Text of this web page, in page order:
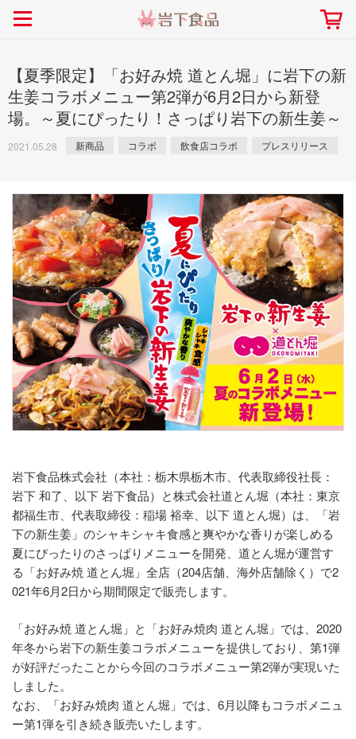
採用情報 本社所在地
> 新商品
> イベント
> コラボ
> ミュージアム
> イワシカちゃん
> オンラインショップ
> メディア掲載
> その他
【7月1日～8月30日】夏イベン
ジアム
2026.07.01
> 生姜
> らっきょう
> オリーブ
> その他
> らっきょうレシピ
> オリーブレシピ
> その他のレシピ
社長おすすめ！岩下の新生姜と
岩下の新生姜について 岩下のらっきょうにつ
岩下の新生姜万年筆インク 書く描くコンテ
スト
岩下の新生姜Sing＆
～ニュージンジャーイ
【夏季限定】「お好み焼 道とん堀」に岩下の新
生姜コラボメニュー第2弾が6月2日から新登
場。～夏にぴったり！さっぱり岩下の新生姜～
2021.05.28 新商品 コラボ 飲食店コラボ プレスリリース
岩下食品株式会社（本社：栃木県栃木市、代表取締役社長：
岩下 和了、以下 岩下食品）と株式会社道とん堀（本社：東京
都福生市、代表取締役：稲場 裕幸、以下 道とん堀）は、「岩
下の新生姜」のシャキシャキ食感と爽やかな香りが楽しめる
夏にぴったりのさっぱりメニューを開発、道とん堀が運営す
る「お好み焼 道とん堀」全店（204店舗、海外店舗除く）で2
021年6月2日から期間限定で販売します。
「お好み焼 道とん堀」と「お好み焼肉 道とん堀」では、2020
年冬から岩下の新生姜コラボメニューを提供しており、第1弾
が好評だったことから今回のコラボメニュー第2弾が実現いた
しました。
なお、「お好み焼肉 道とん堀」では、6月以降もコラボメニュ
ー第1弾を引き続き販売いたします。